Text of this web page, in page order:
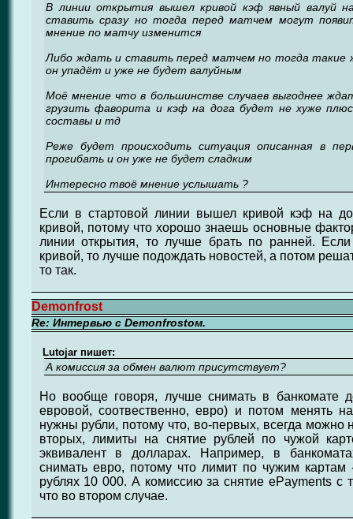
В линии открытия вышел кривой кэф явный валуй
ставить сразу но тогда перед матчем могут
мнение по матчу изменится
Либо ждать и ставить перед матчем но тогда такие
он упадёт и уже не будет валуйным
Моё мнение что в большинстве случаев выгоднее
грузить фаворита и кэф на дога будет не хуже
составы и тд
Реже будет происходить ситуация описанная в
прогибать и он уже не будет сладким
Интересно твоё мнение услышать ?
Если в стартовой линии вышел кривой кэф на
кривой, потому что хорошо знаешь основные
линии открытия, то лучше брать по ранней.
кривой, то лучше подождать новостей, а потом
то так.
Demonfrost
Re: Интервью с Demonfrostом.
Lutojar пишет:
А комиссия за обмен валют присутствует?
Но вообще говоря, лучше снимать в банкомате
евровой, соотвественно, евро) и потом менять
нужны рубли, потому что, во-первых, всегда можно
вторых, лимиты на снятие рублей по чужой
эквивалент в долларах. Например, в
снимать евро, потому что лимит по чужим
рублях 10 000. А комиссию за снятие ePayments с
что во втором случае.